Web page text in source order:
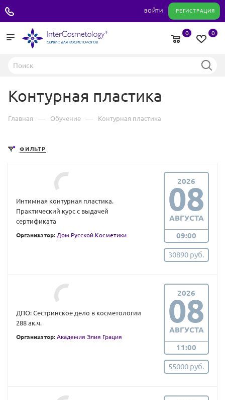
ВОЙТИ РЕГИСТРАЦИЯ
0
0
Контурная пластика
Главная — Обучение — Контурная пластика
ФИЛЬТР
Интимная контурная пластика.
Практический курс с выдачей
сертификата
Организатор: Дом Русской Косметики
2026
08
АВГУСТА
09:00
30890 руб.
ДПО: Сестринское дело в косметологии
288 ак.ч.
Организатор: Академия Элия Грация
2026
08
АВГУСТА
11:00
55000 руб.